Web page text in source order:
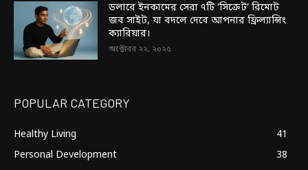
ডলারে ইনকামের সেরা ৭টি ‘সিক্রেট’ রিমোট
জব সাইট, যা বদলে দেবে আপনার ফ্রিল্যান্সিং
ক্যারিয়ার।
অক্টোবর ২২, ২০২৫
POPULAR CATEGORY
Healthy Living
41
Personal Development
38